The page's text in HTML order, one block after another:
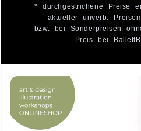
* durchgestrichene Preise
aktueller unverb.
bzw. bei Sonderpreisen
Preis bei